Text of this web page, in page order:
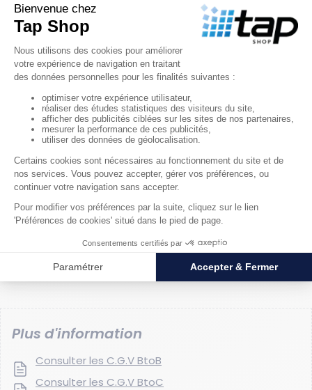
Les frais de livraison ne sont pas inclus dans le prix des
produits. Ils sont calculés en fonction : du mode de
transport choisi, de la destination, du volume et du poids
de la commande. Le montant exact des frais de port est
indiqué avant la validation définitive de la commande.
Réception des commandes
À la réception des produits, le client est tenu de vérifier la
conformité de la livraison. Toute anomalie constatée (colis
endommagé, produit manquant ou non conforme) doit
faire l’objet de réserves claires, précises et motivées
Transfert des risques
Le transfert des risques intervient dès la remise des
organisée par Tap Shop.
Plus d'information
Consulter les C.G.V BtoB
Consulter les C.G.V BtoC